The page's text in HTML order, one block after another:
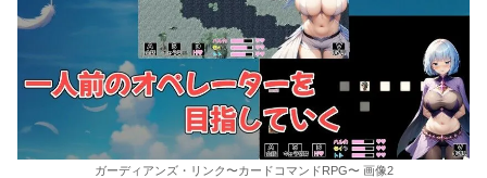
ガーディアンズ・リンク〜カードコマンドRPG〜 画像2